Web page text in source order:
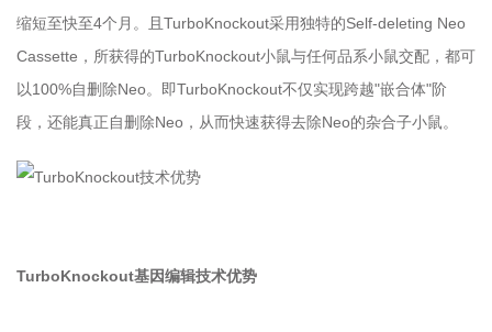
缩短至快至4个月。且TurboKnockout采用独特的Self-deleting Neo
Cassette，所获得的TurboKnockout小鼠与任何品系小鼠交配，都可
以100%自删除Neo。即TurboKnockout不仅实现跨越"嵌合体"阶
段，还能真正自删除Neo，从而快速获得去除Neo的杂合子小鼠。
TurboKnockout基因编辑技术优势